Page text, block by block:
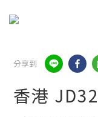
分享到
香港